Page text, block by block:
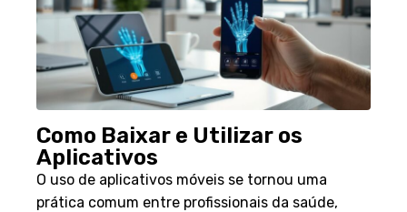
Como Baixar e Utilizar os
Aplicativos
O uso de aplicativos móveis se tornou uma
prática comum entre profissionais da saúde,